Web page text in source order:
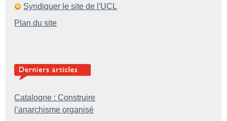
Syndiquer le site de l'UCL
Plan du site
Catalogne : Construire
l’anarchisme organisé